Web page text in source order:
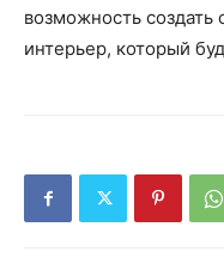
возможность
интерьер, который